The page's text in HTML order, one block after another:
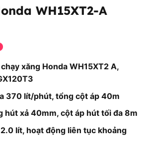
WH15XT2-A
xăng Honda WH15XT2 A,
370 lít/phút, tổng cột áp 40m
hút xả 40mm, cột áp hút tối đa 8m
lít, hoạt động liên tục khoảng